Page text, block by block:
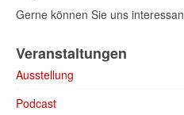
Gerne können Sie uns
Veranstaltungen
Ausstellung
Podcast